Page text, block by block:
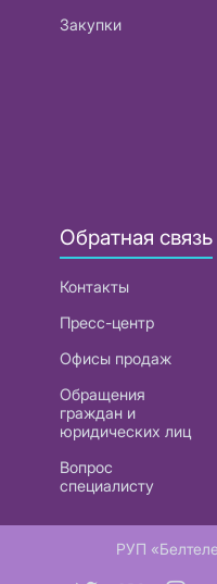
Закупки
Обратная связь
Контакты
Пресс-центр
Офисы продаж
Обращения
граждан и
юридических лиц
Вопрос
специалисту
РУП